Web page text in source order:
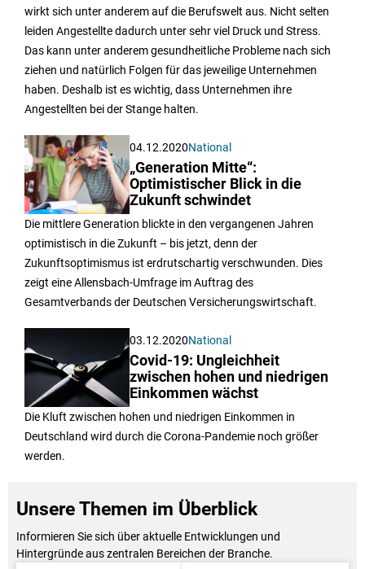
wirkt sich unter anderem auf die Berufswelt aus. Nicht selten
leiden Angestellte dadurch unter sehr viel Druck und Stress.
Das kann unter anderem gesundheitliche Probleme nach sich
ziehen und natürlich Folgen für das jeweilige Unternehmen
haben. Deshalb ist es wichtig, dass Unternehmen ihre
Angestellten bei der Stange halten.
04.12.2020National
„Generation Mitte“:
Optimistischer Blick in die
Zukunft schwindet
Die mittlere Generation blickte in den vergangenen Jahren
optimistisch in die Zukunft – bis jetzt, denn der
Zukunftsoptimismus ist erdrutschartig verschwunden. Dies
zeigt eine Allensbach-Umfrage im Auftrag des
Gesamtverbands der Deutschen Versicherungswirtschaft.
03.12.2020National
Covid-19: Ungleichheit
zwischen hohen und niedrigen
Einkommen wächst
Die Kluft zwischen hohen und niedrigen Einkommen in
Deutschland wird durch die Corona-Pandemie noch größer
werden.
Unsere Themen im Überblick
Informieren Sie sich über aktuelle Entwicklungen und
Hintergründe aus zentralen Bereichen der Branche.